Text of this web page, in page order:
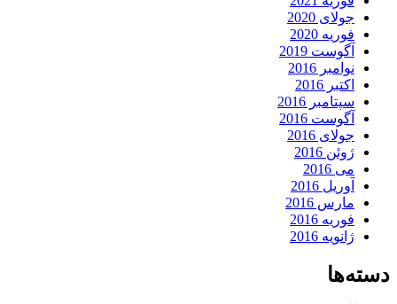
جولای 2020
فوریه 2020
آگوست 2019
نوامبر 2016
اکتبر 2016
سپتامبر 2016
آگوست 2016
جولای 2016
ژوئن 2016
می 2016
آوریل 2016
مارس 2016
فوریه 2016
ژانویه 2016
دسته‌ها